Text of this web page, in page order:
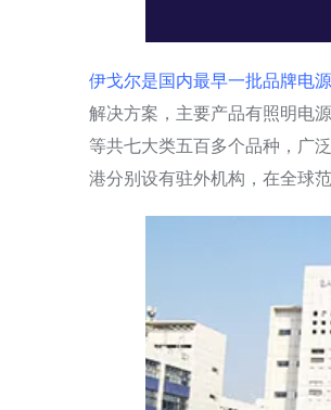
伊戈尔是国内最早一批品牌电
解决方案，主要产品有照明电
等共七大类五百多个品种，广
港分别设有驻外机构，在全球